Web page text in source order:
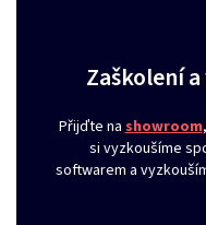
Zaškolení
Přijďte na showroom
si vyzkoušíme
softwarem a